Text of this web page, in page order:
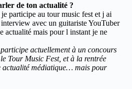
de ton actualité ?
participe au tour music fest et j ai
avec un guitariste YouTuber
actualité mais pour l instant je ne
actuellement à un concours
Tour Music Fest, et à la rentrée
actualité médiatique… mais pour